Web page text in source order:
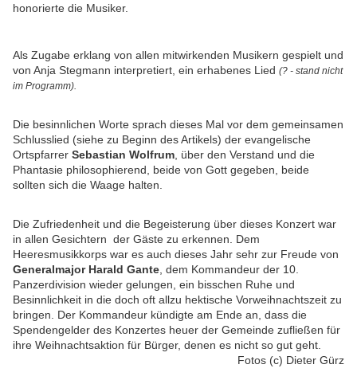
honorierte die Musiker.
Als Zugabe erklang von allen mitwirkenden Musikern gespielt und
von Anja Stegmann interpretiert, ein erhabenes Lied (? - stand nicht
im Programm).
Die besinnlichen Worte sprach dieses Mal vor dem gemeinsamen
Schlusslied (siehe zu Beginn des Artikels) der evangelische
Ortspfarrer Sebastian Wolfrum , über den Verstand und die
Phantasie philosophierend, beide von Gott gegeben, beide
sollten sich die Waage halten.
Die Zufriedenheit und die Begeisterung über dieses Konzert war
in allen Gesichtern der Gäste zu erkennen. Dem
Heeresmusikkorps war es auch dieses Jahr sehr zur Freude von
Generalmajor Harald Gante , dem Kommandeur der 10.
Panzerdivision wieder gelungen, ein bisschen Ruhe und
Besinnlichkeit in die doch oft allzu hektische Vorweihnachtszeit zu
bringen. Der Kommandeur kündigte am Ende an, dass die
Spendengelder des Konzertes heuer der Gemeinde zufließen für
ihre Weihnachtsaktion für Bürger, denen es nicht so gut geht.
Fotos (c) Dieter Gürz